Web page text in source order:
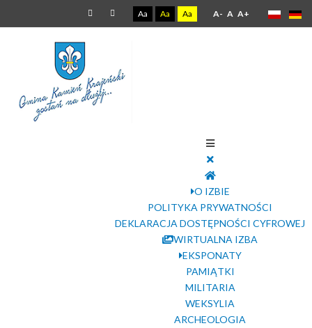
Aa Aa Aa A- A A+
O IZBIE
POLITYKA PRYWATNOŚCI
DEKLARACJA DOSTĘPNOŚCI CYFROWEJ
WIRTUALNA IZBA
EKSPONATY
PAMIĄTKI
MILITARIA
WEKSYLIA
ARCHEOLOGIA